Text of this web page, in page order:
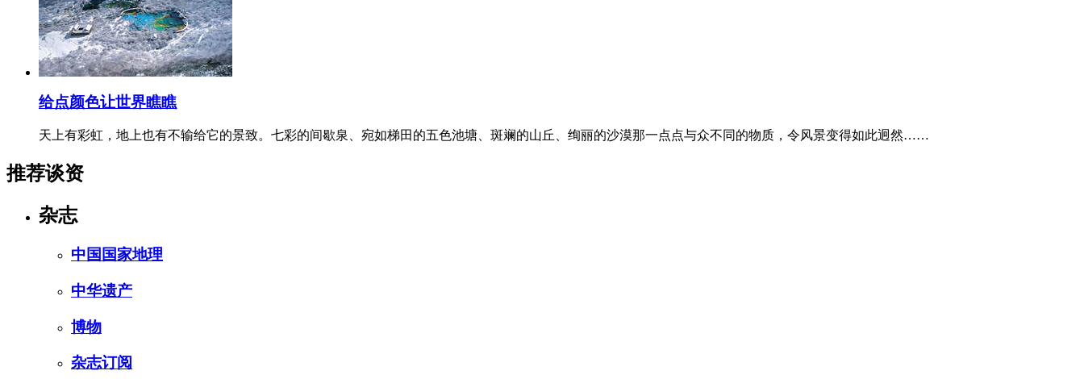
给点颜色让世界瞧瞧
天上有彩虹，地上也有不输给它的景致。七彩的间歇泉、宛如梯田的五色池塘、斑斓的山丘、绚丽的沙漠那一点点与众不同的物质，令风景变得如此迥然……
推荐谈资
杂志
中国国家地理
中华遗产
博物
杂志订阅